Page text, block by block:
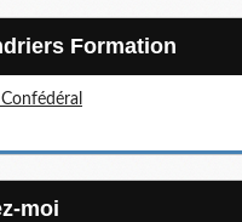
Formation
moi